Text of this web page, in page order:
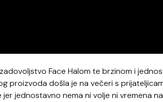
Face Halom te brzinom i
proizvoda došla je na večeri s
jednostavno nema ni volje ni vremena